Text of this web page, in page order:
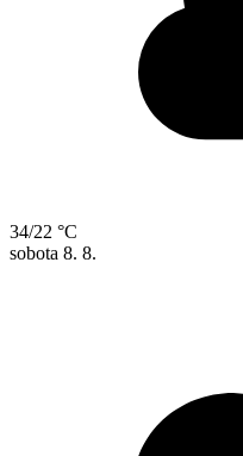
34/22 °C
sobota 8. 8.